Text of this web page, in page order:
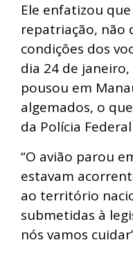
Ele enfatizou
repatriação, não
condições dos
dia 24 de
pousou em
algemados, o
da Polícia
“O avião parou
estavam
ao território
submetidas à
nós vamos